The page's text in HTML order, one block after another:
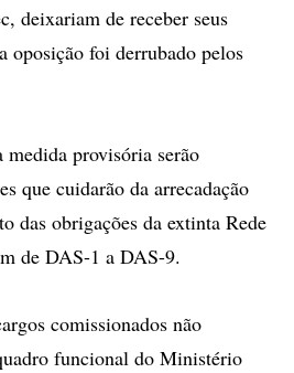
deixariam de receber seus
oposição foi derrubado pelos
medida provisória serão
que cuidarão da arrecadação
das obrigações da extinta Rede
de DAS-1 a DAS-9.
comissionados não
funcional do Ministério